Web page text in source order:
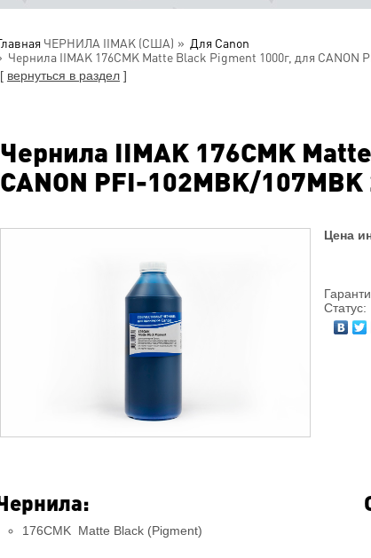
ЧЕРНИЛА IIMAK (США)
Для Canon
Чернила IIMAK 176CMK Matte Black Pigment 1000г, для CANON
[ вернуться в раздел ]
Чернила IIMAK 176CMK
CANON PFI-102MBK/
Цена
Статус:
176CMK Matte Black (Pigment)